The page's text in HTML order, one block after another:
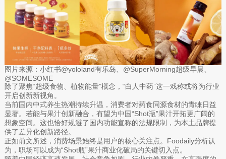
图片来源：小红书@yololand有乐岛、@SuperMorning超级早晨、
@SOMESOME
除了聚焦“超级食物、植物能量”概念，“白人中药”这一戏称或将为行业
开启创新新视角。
当前国内中式养生热潮持续升温，消费者对药食同源食材的青睐日益
显著。若能与果汁创新融合，有望为中国“Shot瓶”果汁开拓更广阔的
想象空间。这也恰好规避了国内功能宣称的法规限制，为本土品牌提
供了差异化创新路径。
正如前文所述，消费场景始终是用户的核心关注点。Foodaily分析认
为，职场可以成为“Shot瓶”果汁商业化破局的关键切入点。